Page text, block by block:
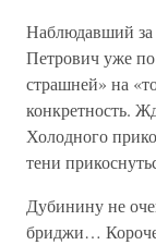
Наблюдавший за
Петрович уже
страшней» на
конкретность.
Холодного
тени
Дубинину не
бриджи…